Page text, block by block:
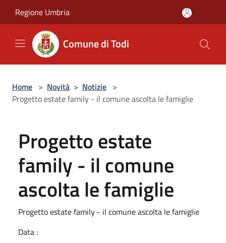
Regione Umbria
Comune di Todi
Home > Novità > Notizie >
Progetto estate family - il comune ascolta le famiglie
Progetto estate
family - il comune
ascolta le famiglie
Progetto estate family - il comune ascolta le famiglie
Data :